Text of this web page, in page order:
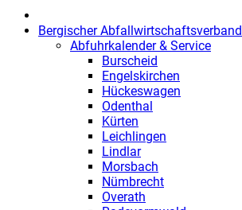
Bergischer Abfallwirtschaftsverband
Abfuhrkalender & Service
Burscheid
Engelskirchen
Hückeswagen
Odenthal
Kürten
Leichlingen
Lindlar
Morsbach
Nümbrecht
Overath